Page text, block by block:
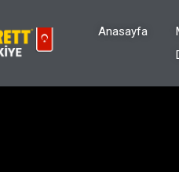
Anasayfa